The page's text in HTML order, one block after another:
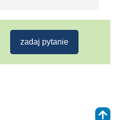
zadaj pytanie